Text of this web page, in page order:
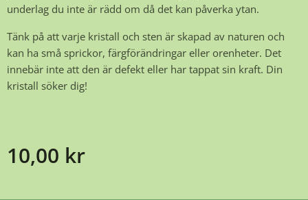
underlag du inte är rädd om då det kan påverka ytan.
Tänk på att varje kristall och sten är skapad av naturen och
kan ha små sprickor, färgförändringar eller orenheter. Det
innebär inte att den är defekt eller har tappat sin kraft. Din
kristall söker dig!
10,00 kr